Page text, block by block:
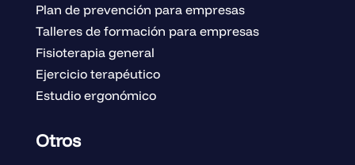
Plan de prevención para empresas
Talleres de formación para empresas
Fisioterapia general
Ejercicio terapéutico
Estudio ergonómico
Otros